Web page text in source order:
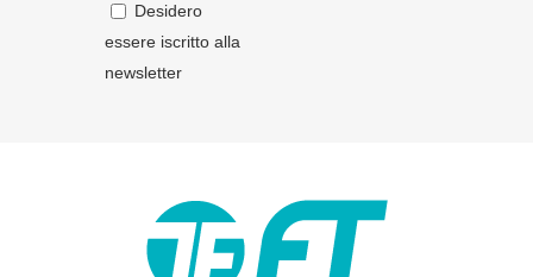
Desidero
essere iscritto alla
newsletter